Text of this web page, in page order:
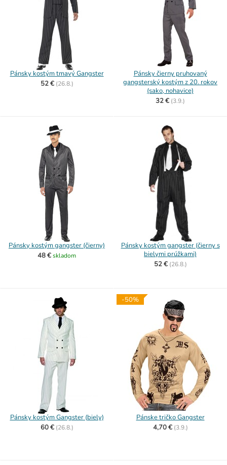
Pánsky kostým tmavý Gangster
52 € (26.8.)
Pánsky čierny pruhovaný
gangsterský kostým z 20. rokov
(sako, nohavice)
32 € (3.9.)
Pánsky kostým gangster (čierny)
48 €skladom
Pánsky kostým gangster (čierny s
bielymi prúžkami)
52 € (26.8.)
Pánsky kostým Gangster (biely)
60 € (26.8.)
-50%
Pánske tričko Gangster
4,70 € (3.9.)